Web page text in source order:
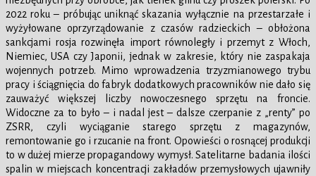
2022 roku – próbując uniknąć skazania wyłącznie na przestarzałe i
wyżyłowane oprzyrządowanie z czasów radzieckich – obłożona
sankcjami rosja rozwinęła import równoległy i przemyt z Włoch,
Niemiec, USA czy Japonii, jednak w zakresie, który nie zaspakaja
wojennych potrzeb. Mimo wprowadzenia trzyzmianowego trybu
pracy i ściągnięcia do fabryk dodatkowych pracowników nie dało się
zauważyć większej liczby nowoczesnego sprzętu na froncie.
Widoczne za to było – i nadal jest – dalsze czerpanie z „renty” po
ZSRR, czyli wyciąganie starego sprzętu z magazynów,
remontowanie go i rzucanie na front. Opowieści o rosnącej produkcji
to w dużej mierze propagandowy wymysł. Satelitarne badania ilości
spalin w miejscach koncentracji zakładów przemysłowych ujawniły